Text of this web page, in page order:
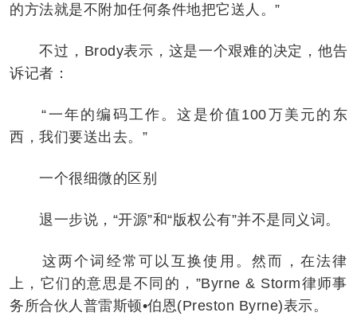
的方法就是不附加任何条件地把它送人。”
不过，Brody表示，这是一个艰难的决定，他告
诉记者：
“一年的编码工作。这是价值100万美元的东
西，我们要送出去。”
一个很细微的区别
退一步说，“开源”和“版权公有”并不是同义词。
这两个词经常可以互换使用。然而，在法律
上，它们的意思是不同的，”Byrne & Storm律师事
务所合伙人普雷斯顿•伯恩(Preston Byrne)表示。